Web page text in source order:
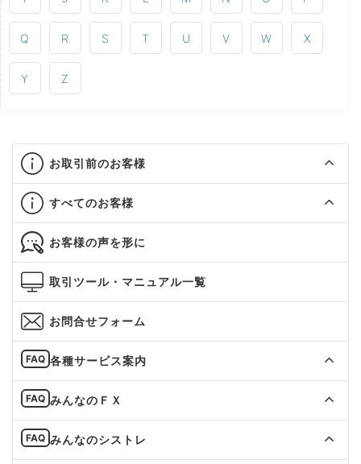
Q R S T U V W X
Y Z
お取引前のお客様
すべてのお客様
お客様の声を形に
取引ツール・マニュアル一覧
お問合せフォーム
各種サービス案内
みんなのＦＸ
みんなのシストレ